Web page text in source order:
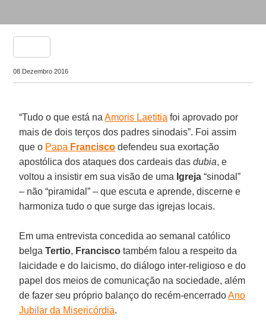
08 Dezembro 2016
“Tudo o que está naAmoris Laetitia foi aprovado por
mais de dois terços dos padres sinodais”. Foi assim
que o Papa Francisco defendeu sua exortação
apostólica dos ataques dos cardeais dasdubia, e
voltou a insistir em sua visão de uma Igreja “sinodal”
– não “piramidal” – que escuta e aprende, discerne e
harmoniza tudo o que surge das igrejas locais.
Em uma entrevista concedida ao semanal católico
belgaTertio, Francisco também falou a respeito da
laicidade e do laicismo, do diálogo inter-religioso e do
papel dos meios de comunicação na sociedade, além
de fazer seu próprio balanço do recém-encerradoAno
Jubilar da Misericórdia.